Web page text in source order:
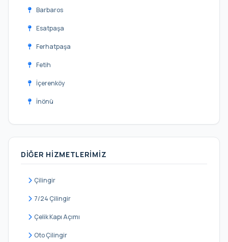
Barbaros
Esatpaşa
Ferhatpaşa
Fetih
İçerenköy
İnönü
Küçükbakkalköy
Mevlana
DIĞER HIZMETLERIMIZ
Çilingir
7/24 Çilingir
Çelik Kapı Açımı
Oto Çilingir